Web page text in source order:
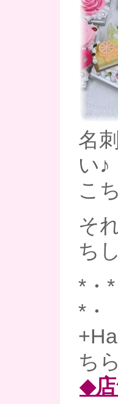
名
い♪
こ
そ
ち
*・
*・
ち
◆